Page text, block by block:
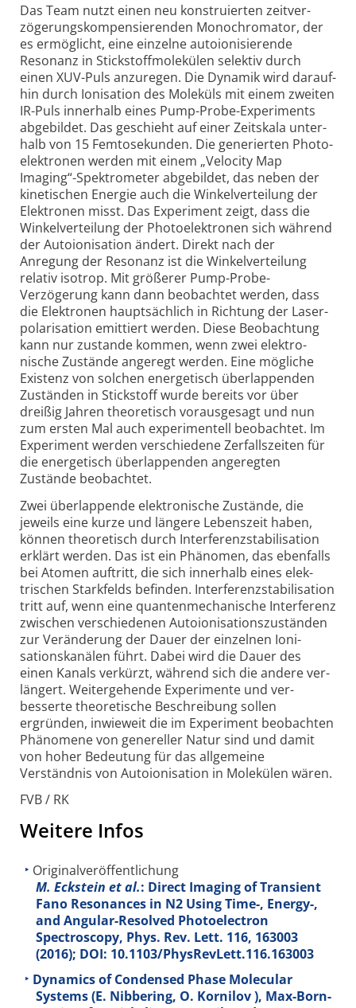
Das Team nutzt einen neu konstruierten zeit­ver­
zögerungskompen­sierenden Mono­chromator, der
es ermög­licht, eine einzelne auto­ioni­sierende
Resonanz in Stick­stoff­molekülen selektiv durch
einen XUV-Puls anzu­regen. Die Dynamik wird darauf­
hin durch Ioni­sation des Moleküls mit einem zweiten
IR-Puls inner­halb eines Pump-Probe-Experiments
abge­bildet. Das geschieht auf einer Zeit­skala unter­
halb von 15 Femto­sekunden. Die gene­rierten Photo­
elek­tronen werden mit einem „Velocity Map
Imaging“-Spektrometer abge­bildet, das neben der
kine­tischen Energie auch die Winkel­ver­teilung der
Elek­tronen misst. Das Experiment zeigt, dass die
Winkel­ver­teilung der Photo­elek­tronen sich während
der Auto­ioni­sation ändert. Direkt nach der
Anregung der Resonanz ist die Winkel­ver­teilung
relativ isotrop. Mit größerer Pump-Probe-
Verzögerung kann dann beob­achtet werden, dass
die Elek­tronen haupt­sächlich in Richtung der Laser­
polari­sation emittiert werden. Diese Beob­achtung
kann nur zustande kommen, wenn zwei elek­tro­
nische Zustände ange­regt werden. Eine mögliche
Existenz von solchen ener­getisch über­lappenden
Zuständen in Stick­stoff wurde bereits vor über
dreißig Jahren theo­retisch voraus­gesagt und nun
zum ersten Mal auch experi­mentell beob­achtet. Im
Experiment werden ver­schiedene Zerfalls­zeiten für
die ener­getisch über­lappenden ange­regten
Zustände beob­achtet.
Zwei überlappende elektronische Zustände, die
jeweils eine kurze und längere Lebens­zeit haben,
können theo­retisch durch Inter­ferenz­stabi­li­sation
erklärt werden. Das ist ein Phänomen, das eben­falls
bei Atomen auf­tritt, die sich inner­halb eines elek­
trischen Stark­felds befinden. Inter­ferenz­stabi­li­sation
tritt auf, wenn eine quanten­mecha­nische Inter­ferenz
zwischen verschiedenen Auto­ioni­sa­tions­zuständen
zur Veränderung der Dauer der einzelnen Ioni­
sations­kanälen führt. Dabei wird die Dauer des
einen Kanals verkürzt, während sich die andere ver­
längert. Weiter­gehende Experi­mente und ver­
besserte theo­retische Beschreibung sollen
ergründen, inwie­weit die im Experiment beob­achten
Phänomene von genereller Natur sind und damit
von hoher Bedeutung für das all­gemeine
Verständnis von Auto­ionisation in Molekülen wären.
FVB / RK
Weitere Infos
Originalveröffentlichung
M. Eckstein et al.: Direct Imaging of Transient
Fano Resonances in N2 Using Time-, Energy-,
and Angular-Resolved Photoelectron
Spectroscopy, Phys. Rev. Lett. 116, 163003
(2016); DOI: 10.1103/PhysRevLett.116.163003
Dynamics of Condensed Phase Molecular
Systems (E. Nibbering, O. Kornilov ), Max-Born-